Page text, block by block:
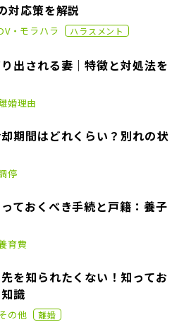
対応策を解説
・モラハラ ハラスメント
出される妻｜特徴と対処法を
婚理由
期間はどれくらい？別れの状
停
ておくべき手続と戸籍：養子
育費
を知られたくない！知ってお
識
の他 離婚